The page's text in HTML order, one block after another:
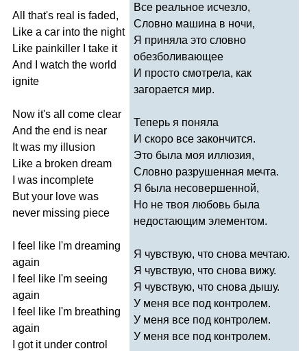
All that's real is faded,
Like a car into the night
Like painkiller take it
And
watch the world
ignite
Now it's all come clear
And the end is near
It was my illusion
Like a broken dream
was incomplete
But your love was
never missing piece
feel like I'm dreaming
again
feel like I'm seeing
again
feel like I'm breathing
again
got it under control
Все реальное исчезло,
Словно машина в ночи,
Я приняла это словно
обезболивающее
И просто смотрела, как
загорается мир.
Теперь я поняла
И скоро все закончится.
Это была моя иллюзия,
Словно разрушенная мечта.
Я была несовершенной,
Но не твоя любовь была
недостающим элементом.
Я чувствую, что снова мечтаю.
Я чувствую, что снова вижу.
Я чувствую, что снова дышу.
У меня все под контролем.
У меня все под контролем.
У меня все под контролем.